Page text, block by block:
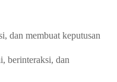
dan membuat keputusan
berinteraksi, dan